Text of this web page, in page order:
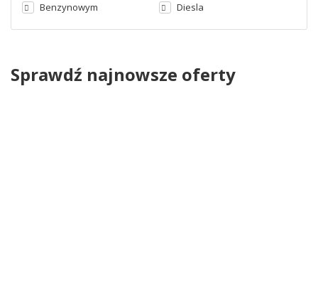
Benzynowym Diesla
Sprawdź najnowsze oferty